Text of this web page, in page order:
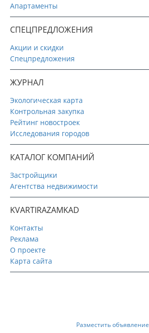
Апартаменты
СПЕЦПРЕДЛОЖЕНИЯ
Акции и скидки
Спецпредложения
ЖУРНАЛ
Экологическая карта
Контрольная закупка
Рейтинг новостроек
Исследования городов
КАТАЛОГ КОМПАНИЙ
Застройщики
Агентства недвижимости
KVARTIRAZAMKAD
Контакты
Реклама
О проекте
Карта сайта
Разместить объявление